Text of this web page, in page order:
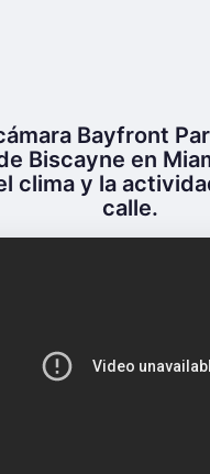
Bayfront
Biscayne en
clima y la
calle.